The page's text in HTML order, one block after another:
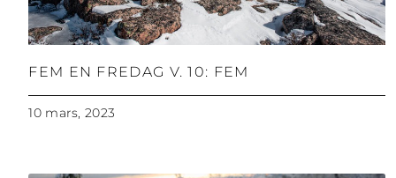
FEM EN FREDAG V. 10: FEM
10 mars, 2023